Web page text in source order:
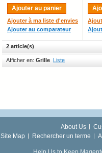
Ajouter au panier
Ajouter à ma liste d'envies
Ajouter au comparateur
2 article(s)
Afficher en: Grille Liste
About Us
Site Map
Rechercher un terme